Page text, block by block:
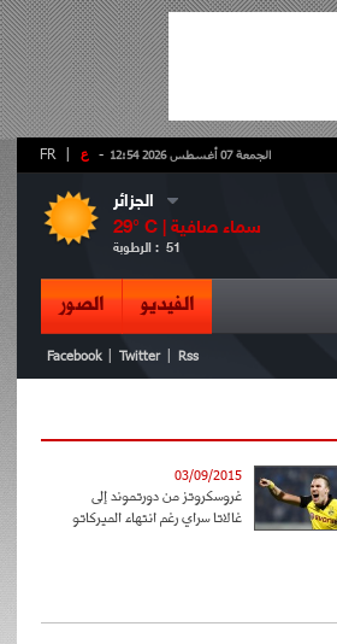
- ع FR الجمعة 07 أغسطس 2026 12:54
الجزائر
29° C | سماء صافية
الرطوبة : 51
الفيديو الصور
Facebook Twitter Rss
03/09/2015
غروسكروتز من دورتموند إلى
غالاتا سراي رغم انتهاء الميركاتو